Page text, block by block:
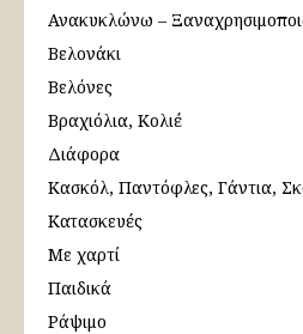
Ανακυκλώνω –
Βελονάκι
Βελόνες
Βραχιόλια, Κολιέ
Διάφορα
Κασκόλ, Παντόφλες, Γάντια,
Κατασκευές
Με χαρτί
Παιδικά
Ράψιμο